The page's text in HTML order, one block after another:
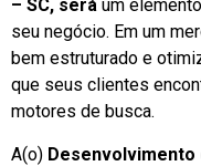
– SC, será um
seu negócio. Em um
bem estruturado e
que seus clientes
motores de busca.
A(o) Desenvolvimento